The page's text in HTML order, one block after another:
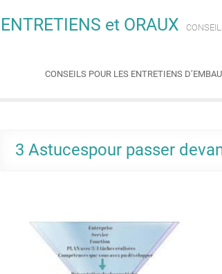
ENTRETIENS et ORAUX
CONSEILS POUR LES ENTRETIENS
3 Astucespour passer